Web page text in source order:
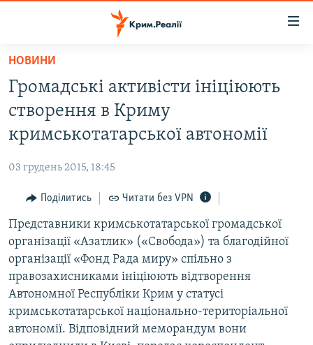
Перейти
основного
матеріалу
Перейти
до
основної
навігації
Перейти
пошуку
ВОДА.КРИМ
ВІДЕО ТА ФОТО
БЛОГИ
ПОГЛЯД
ІНТЕРВ'Ю
ВСЕ ЗА ДЕНЬ
СПЕЦПРОЕКТИ
ДЕПОРТАЦІЯ
ВІДЕОУРОКИ «ELIFBE»
ЯК ОБІЙТИ БЛОКУВАННЯ
НОВИНИ
Громадські активісти ініціюють
створення в Криму
кримськотатарської автономії
03 грудень 2015, 18:45
Поділитись Читати без VPN
Представники кримськотатарської громадської
організації «Азатлик» («Свобода») та благодійної
організації «Фонд Рада миру» спільно з
правозахисниками ініціюють відтворення
Автономної Республіки Крим у статусі
кримськотатарської національно-територіальної
автономії. Відповідний меморандум вони